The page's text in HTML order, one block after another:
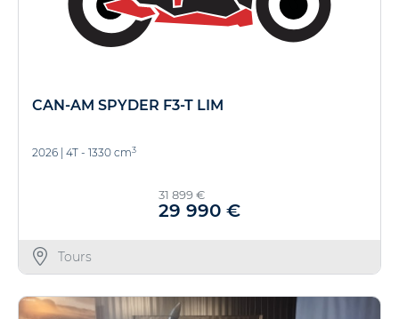
CAN-AM SPYDER F3-T LIM
2026 4T - 1330 cm3
31 899 €
29 990 €
Tours